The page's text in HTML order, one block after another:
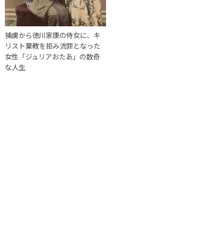
捕虜から徳川家康の侍女に、キ
リスト棄教を拒み流罪となった
女性「ジュリアおたあ」の数奇
な人生